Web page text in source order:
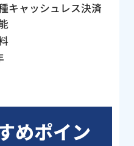
キャッシュレス決済
めポイン